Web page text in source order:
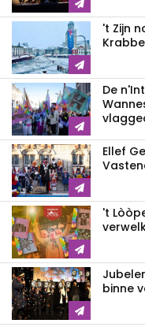
't Zijn
De
Ellef
't
binne